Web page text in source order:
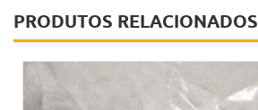
PRODUTOS RELACIONADOS